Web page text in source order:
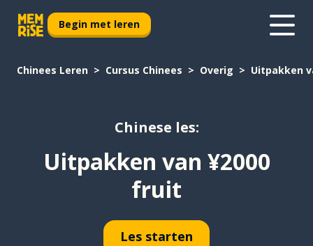
Begin met leren
Chinees Leren Cursus Chinees Overig Uitpakken
Chinese les:
Uitpakken van ¥2000
fruit
Les starten